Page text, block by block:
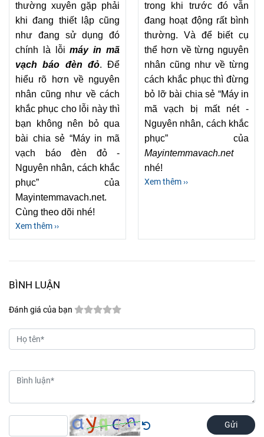
thường xuyên gặp phải
khi đang thiết lập cũng
như đang sử dụng đó
chính là lỗimáy in mã
vạch báo đèn đỏ. Để
hiểu rõ hơn về nguyên
nhân cũng như về cách
khắc phục cho lỗi này thì
bạn không nên bỏ qua
bài chia sẻ “Máy in mã
vạch báo đèn đỏ -
Nguyên nhân, cách khắc
phục” của
Mayintemmavach.net.
Cùng theo dõi nhé!
Xem thêm ››
trong khi trước đó vẫn
đang hoạt động rất bình
thường. Và để biết cụ
thể hơn về từng nguyên
nhân cũng như về từng
cách khắc phục thì đừng
bỏ lỡ bài chia sẻ “Máy in
mã vạch bị mất nét -
Nguyên nhân, cách khắc
phục” của
Mayintemmavach.net
nhé!
Xem thêm ››
BÌNH LUẬN
Đánh giá của bạn
Gửi